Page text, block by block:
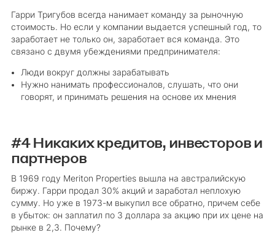
Гарри Тригубов всегда нанимает команду за рыночную
стоимость. Но если у компании выдается успешный год, то
заработает не только он, заработает вся команда. Это
связано с двумя убеждениями предпринимателя:
Люди вокруг должны зарабатывать
Нужно нанимать профессионалов, слушать, что они
говорят, и принимать решения на основе их мнения
#4 Никаких кредитов, инвесторов и
партнеров
В 1969 году Meriton Properties вышла на австралийскую
биржу. Гарри продал 30% акций и заработал неплохую
сумму. Но уже в 1973-м выкупил все обратно, причем себе
в убыток: он заплатил по 3 доллара за акцию при их цене на
рынке в 2,3. Почему?